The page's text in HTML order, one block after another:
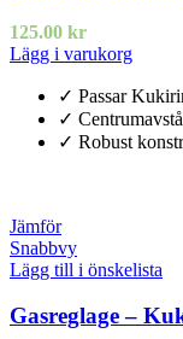
125.00 kr
Lägg i varukorg
✓ Passar
✓
✓ Robust
Jämför
Snabbvy
Lägg till i önskelista
Gasreglage –